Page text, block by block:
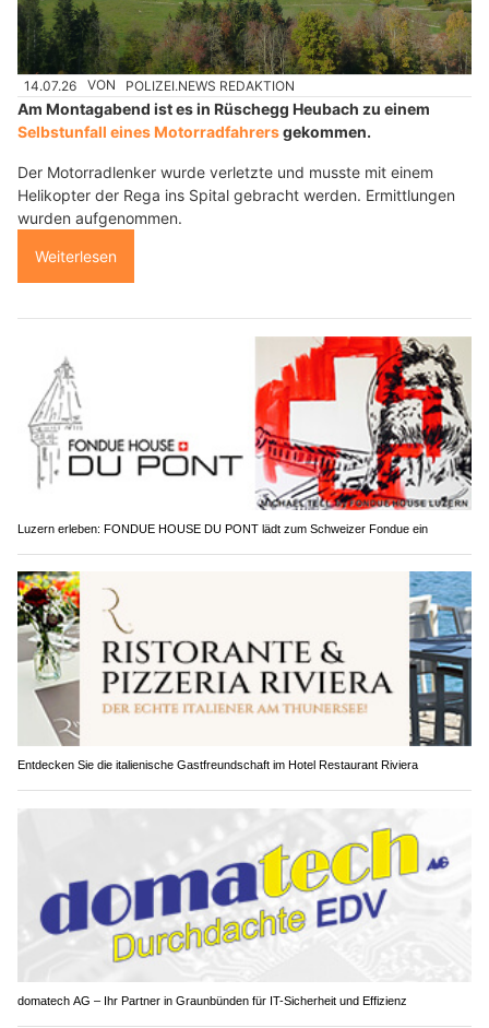
14.07.26 VON POLIZEI.NEWS REDAKTION
Am Montagabend ist es in Rüschegg Heubach zu einem
Selbstunfall eines Motorradfahrersgekommen.
Der Motorradlenker wurde verletzte und musste mit einem
Helikopter der Rega ins Spital gebracht werden. Ermittlungen
wurden aufgenommen.
Weiterlesen
Luzern erleben: FONDUE HOUSE DU PONT lädt zum Schweizer Fondue ein
Entdecken Sie die italienische Gastfreundschaft im Hotel Restaurant Riviera
domatech AG – Ihr Partner in Graunbünden für IT-Sicherheit und Effizienz